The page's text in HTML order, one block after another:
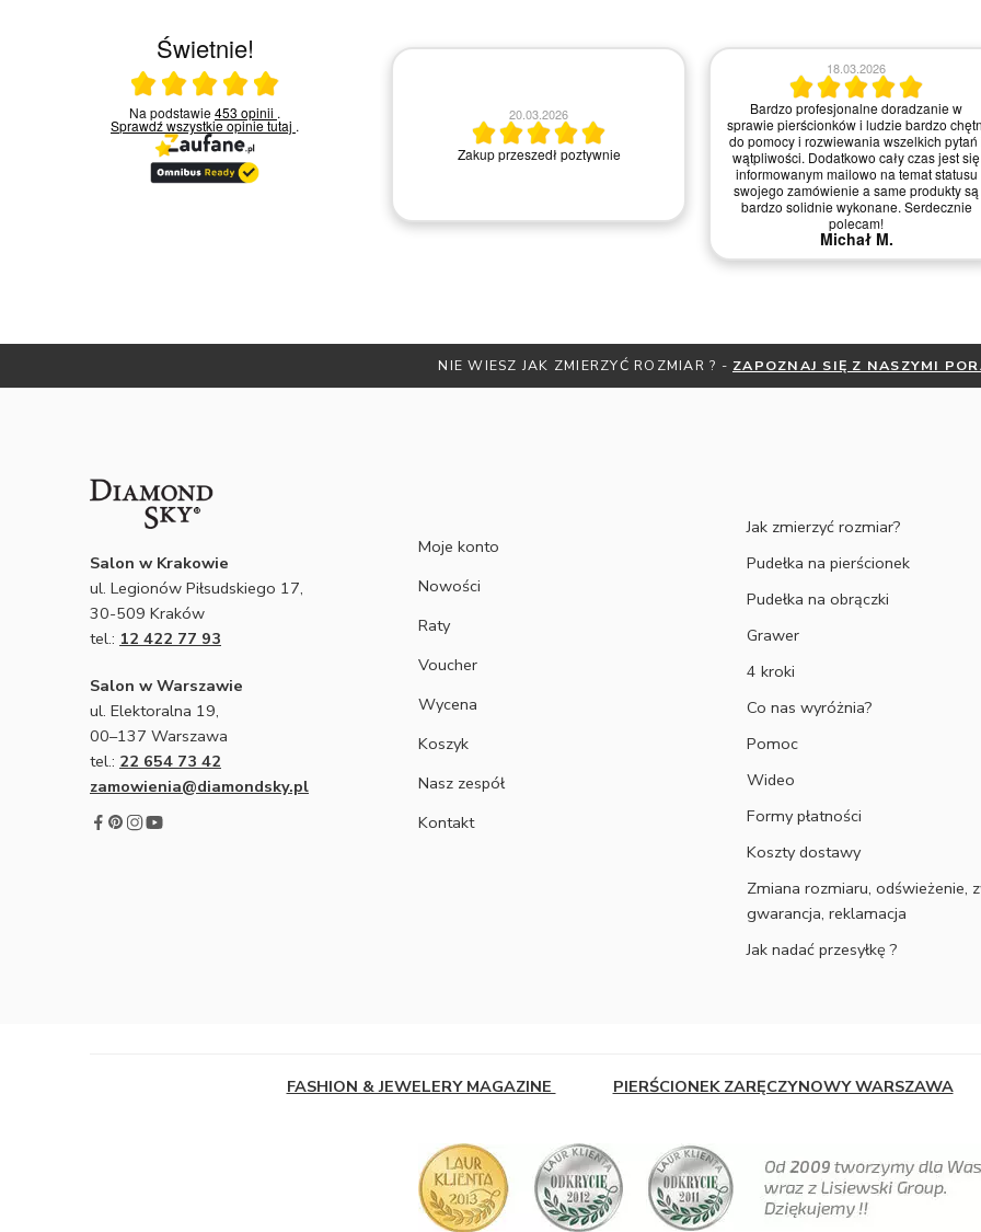
Świetnie!
Ocena średnia 5 na 5
Na podstawie453 opinii .
Sprawdź wszystkie opinietutaj .
03.03.2026
Nie ma uwag. Konkretny towar
Wszystko ok, bardzo pomocna obsługa w
kontakcie telefonicznym.
06.05.2026
Dzień dobry Chciałabym Państwu a w
szczególności Pani *** z salonu z Krakowa
podziękować za świetną komunikację,
indywidualne podejście oraz życzliwość
jaką Pani *** cechowała się przez cały
proces produkcji naszych obrączek.
Dziękujemy za doradztwo! Wyszły piękne,
zarówno grawer. Jesteśmy ogromnie
zadowoleni. Dziękujemy i pozdrawiamy
serdecznie Malwina Wiśniewska Łukasz
NIE WIESZ JAK ZMIERZYĆ ROZMIAR ? - ZAPOZNAJ SIĘ Z NASZYMI
Salon w Krakowie
ul. Legionów Piłsudskiego 17,
30-509 Kraków
tel.: 12 422 77 93
Salon w Warszawie
ul. Elektoralna 19,
00–137 Warszawa
tel.: 22 654 73 42
zamowienia@diamondsky.pl
Moje konto
Nowości
Raty
Voucher
Wycena
Koszyk
Nasz zespół
Kontakt
Jak zmierzyć rozmiar?
Pudełka na pierścionek
Pudełka na obrączki
Grawer
4 kroki
Co nas wyróżnia?
Pomoc
Wideo
Formy płatności
Koszty dostawy
Zmiana rozmiaru, odświeżenie,
gwarancja, reklamacja
Jak nadać przesyłkę ?
FASHION & JEWELERY MAGAZINE PIERŚCIONEK ZARĘCZYNOWY WARSZAWA